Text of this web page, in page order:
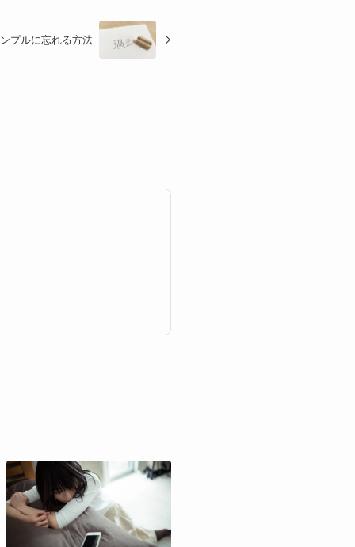
プルに忘れる方法